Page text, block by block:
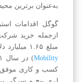
به‌عنوان برترین
گوگل اقدامات
مبلغ ۱.۶۵ میلیارد دلار و خرید موتورولا موبیلیتی (
Mobility
کسب و کاری موفق